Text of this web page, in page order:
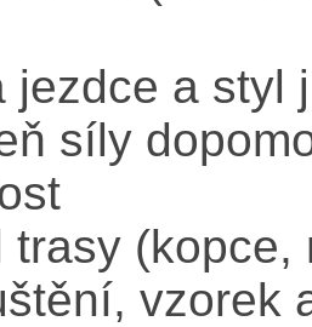
jezdce a styl
síly
trasy
vzorek